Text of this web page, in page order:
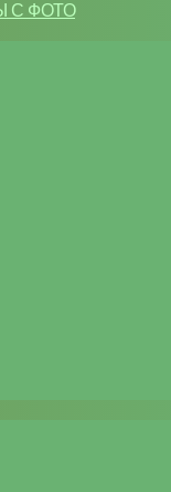
С ФОТО